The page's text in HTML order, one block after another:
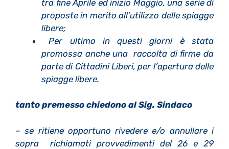
tra fine Aprile ed inizio Maggio, una serie di
proposte in merito all’utilizzo delle spiagge
libere;
Per ultimo in questi giorni è stata
promossa anche una raccolta di firme da
parte di Cittadini Liberi, per l’apertura delle
spiagge libere.
tanto premesso chiedono al Sig. Sindaco
– se ritiene opportuno rivedere e/o annullare i
sopra richiamati provvedimenti del 26 e 29